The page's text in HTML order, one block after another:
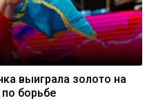
выиграла золото на
борьбе